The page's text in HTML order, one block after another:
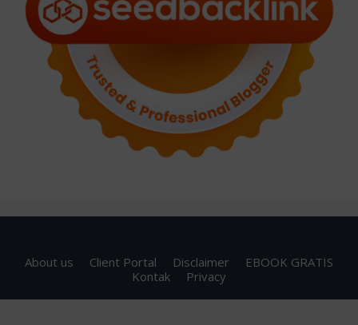
About us Client Portal Disclaimer
EBOOK GRATIS
Kontak
Privacy